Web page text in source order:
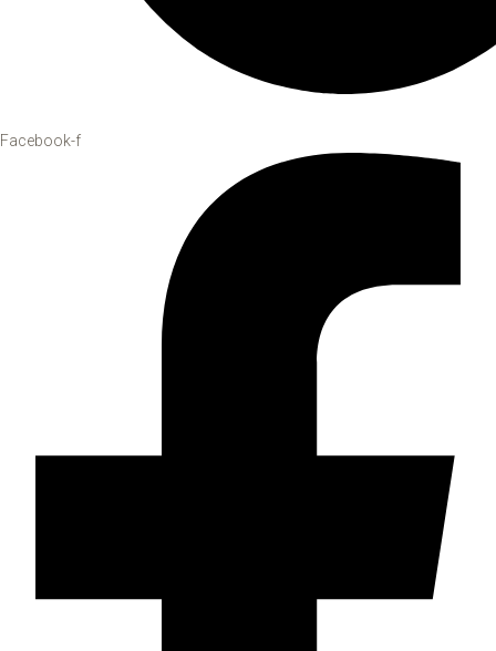
Facebook-f